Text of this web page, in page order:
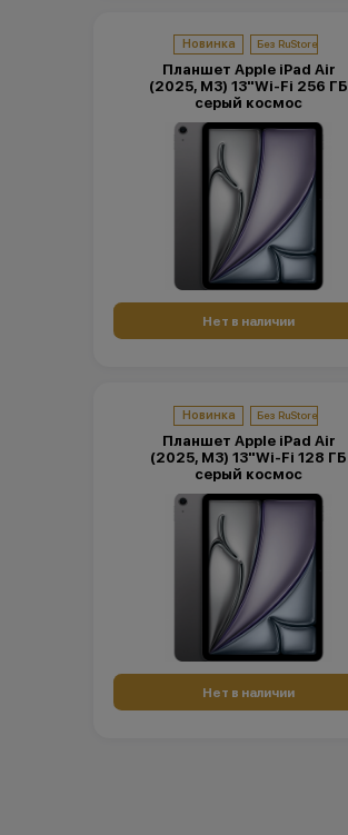
Новинка
Планшет Apple iPad Air
(2025, M3) 13"Wi-Fi 256 ГБ
серый космос
Нет в наличии
Новинка
Планшет Apple iPad Air
(2025, M3) 13"Wi-Fi 128 ГБ
серый космос
Нет в наличии